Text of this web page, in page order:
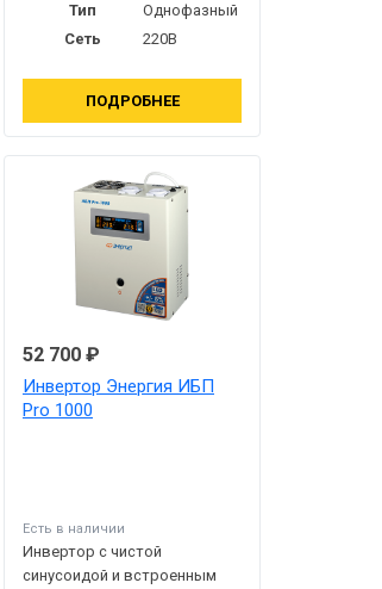
Тип
Однофазный
Сеть
220В
ПОДРОБНЕЕ
52 700 ₽
Инвертор Энергия ИБП
Pro 1000
Есть в наличии
Инвертор с чистой
синусоидой и встроенным